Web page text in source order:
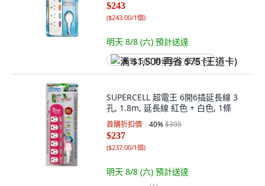
$243
($243.00/1個)
明天 8/8 (六) 預計送達
满 $1,500 再省 $75 (王道卡)
SUPERCELL 超電王 6開6插延長線 3
孔, 1.8m, 延長線 紅色 + 白色, 1條
首購折扣價 40%$395
$237
($237.00/1個)
明天 8/8 (六) 預計送達